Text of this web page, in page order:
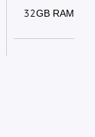
32GB RAM